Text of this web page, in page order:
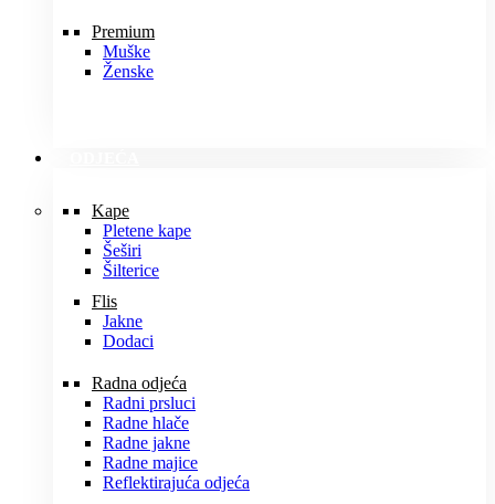
Premium
Muške
Ženske
Kape
Pletene kape
Šeširi
Šilterice
Flis
Jakne
Dodaci
Radna odjeća
Radni prsluci
Radne hlače
Radne jakne
Radne majice
Reflektirajuća odjeća